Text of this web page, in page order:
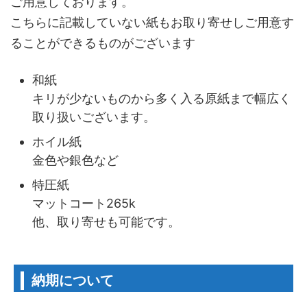
こちらに記載していない紙もお取り寄せしご用意す
ることができるものがございます
和紙
キリが少ないものから多く入る原紙まで幅広く
取り扱いございます。
ホイル紙
金色や銀色など
特圧紙
マットコート265k
他、取り寄せも可能です。
納期について